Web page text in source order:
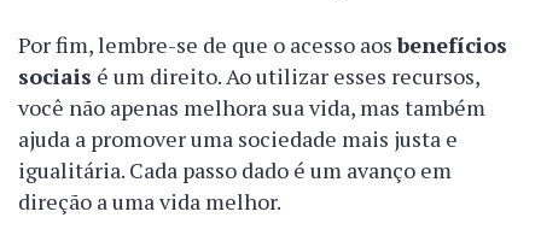
Por fim, lembre-se de que o acesso aosbenefícios
sociais é um direito. Ao utilizar esses recursos,
você não apenas melhora sua vida, mas também
ajuda a promover uma sociedade mais justa e
igualitária. Cada passo dado é um avanço em
direção a uma vida melhor.